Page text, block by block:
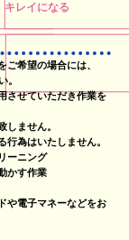
キレイになる
希望の場合には、
。
させていただき作業を
しません。
為はいたしません。
ーニング
かす作業
や電子マネーなどをお